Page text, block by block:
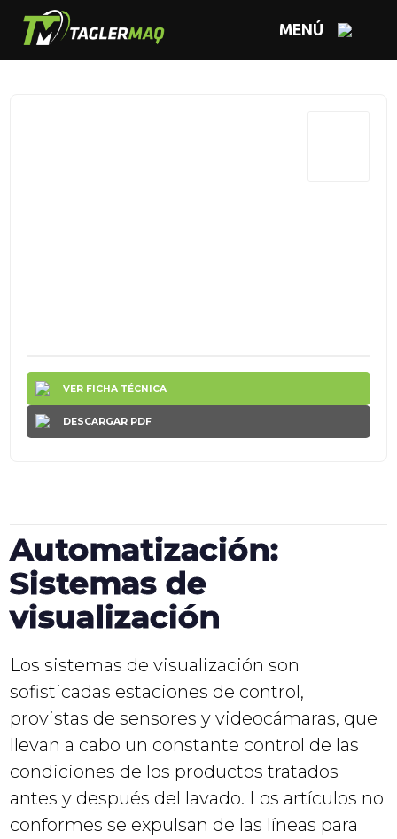
MENÚ
VER FICHA TÉCNICA
DESCARGAR PDF
Automatización:
Sistemas de
visualización
Los sistemas de visualización son
sofisticadas estaciones de control,
provistas de sensores y videocámaras, que
llevan a cabo un constante control de las
condiciones de los productos tratados
antes y después del lavado. Los artículos no
conformes se expulsan de las líneas para